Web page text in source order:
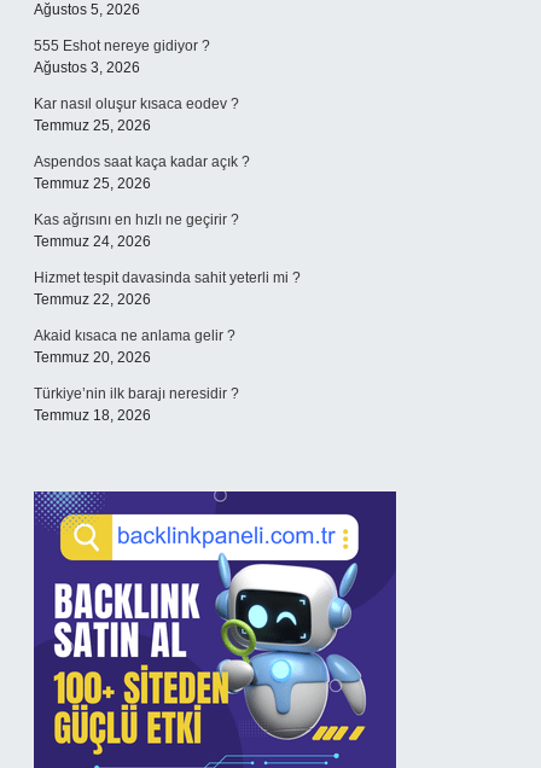
Ağustos 5, 2026
555 Eshot nereye gidiyor ?
Ağustos 3, 2026
Kar nasıl oluşur kısaca eodev ?
Temmuz 25, 2026
Aspendos saat kaça kadar açık ?
Temmuz 25, 2026
Kas ağrısını en hızlı ne geçirir ?
Temmuz 24, 2026
Hizmet tespit davasinda sahit yeterli mi ?
Temmuz 22, 2026
Akaid kısaca ne anlama gelir ?
Temmuz 20, 2026
Türkiye’nin ilk barajı neresidir ?
Temmuz 18, 2026